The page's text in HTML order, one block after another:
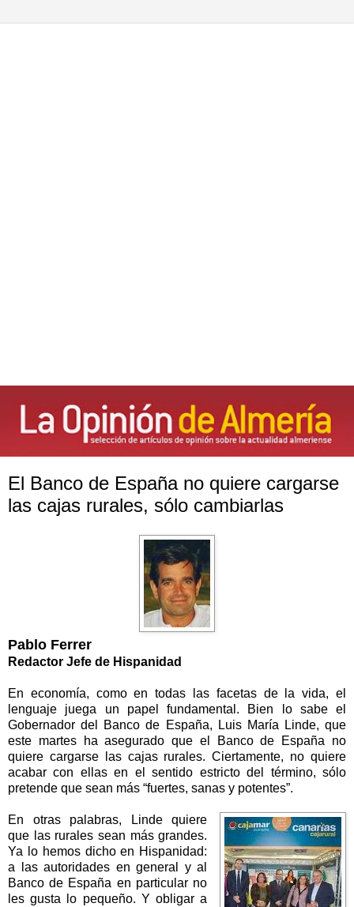
El Banco de España no quiere cargarse
las cajas rurales, sólo cambiarlas
Pablo Ferrer
Redactor Jefe de Hispanidad
En economía, como en todas las facetas de la vida, el
lenguaje juega un papel fundamental. Bien lo sabe el
Gobernador del Banco de España, Luis María Linde, que
este martes ha asegurado que el Banco de España no
quiere cargarse las cajas rurales. Ciertamente, no quiere
acabar con ellas en el sentido estricto del término, sólo
pretende que sean más “fuertes, sanas y potentes”.
En otras palabras, Linde quiere
que las rurales sean más grandes.
Ya lo hemos dicho en Hispanidad:
a las autoridades en general y al
Banco de España en particular no
les gusta lo pequeño. Y obligar a